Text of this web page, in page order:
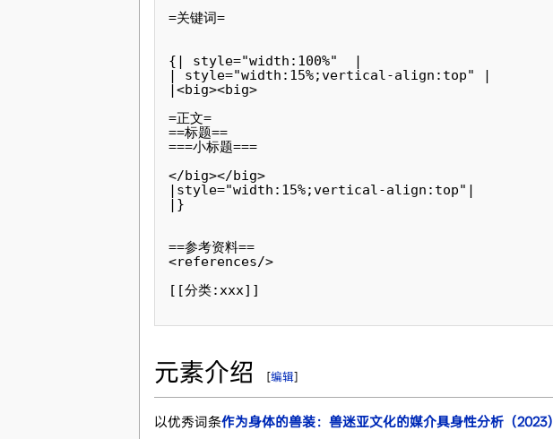
=关键词=
{| style="width:100%"  |
| style="width:15%;vertical-align:top" |
|<big><big>
=正文=
==标题==
===小标题===
</big></big>
|style="width:15%;vertical-align:top"|
|}
==参考资料==
<references/>
[[分类:xxx]]
元素介绍 [编辑]
以优秀词条作为身体的兽装：兽迷亚文化的媒介具身性分析（2023）